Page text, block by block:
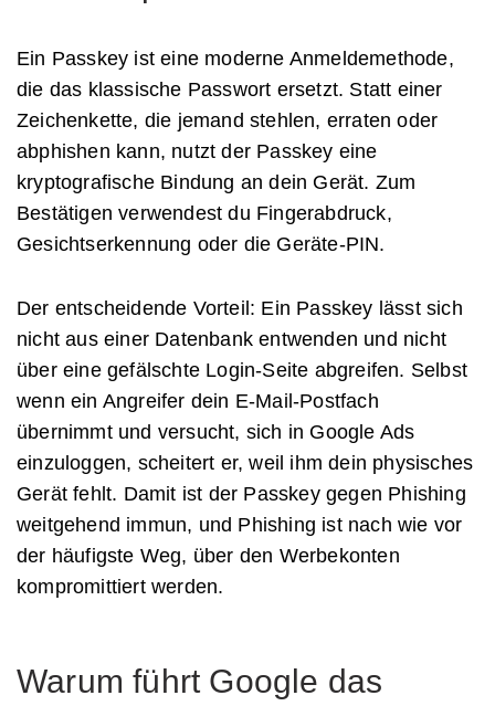
Ein Passkey ist eine moderne Anmeldemethode,
die das klassische Passwort ersetzt. Statt einer
Zeichenkette, die jemand stehlen, erraten oder
abphishen kann, nutzt der Passkey eine
kryptografische Bindung an dein Gerät. Zum
Bestätigen verwendest du Fingerabdruck,
Gesichtserkennung oder die Geräte-PIN.
Der entscheidende Vorteil: Ein Passkey lässt sich
nicht aus einer Datenbank entwenden und nicht
über eine gefälschte Login-Seite abgreifen. Selbst
wenn ein Angreifer dein E-Mail-Postfach
übernimmt und versucht, sich in Google Ads
einzuloggen, scheitert er, weil ihm dein physisches
Gerät fehlt. Damit ist der Passkey gegen Phishing
weitgehend immun, und Phishing ist nach wie vor
der häufigste Weg, über den Werbekonten
kompromittiert werden.
Warum führt Google das